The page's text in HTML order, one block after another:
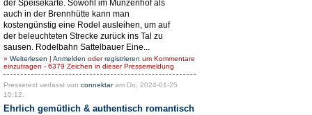
der Speisekarte. Sowohl im Munzenhof als
auch in der Brennhütte kann man
kostengünstig eine Rodel ausleihen, um auf
der beleuchteten Strecke zurück ins Tal zu
sausen. Rodelbahn Sattelbauer Eine...
» Weiterlesen | Anmelden oderregistrieren um Kommentare
einzutragen - 6379 Zeichen in dieser Pressemeldung
Pressetext verfasst von connektaram Do, 2024-01-25
10:12.
Ehrlich gemütlich & authentisch romantisch